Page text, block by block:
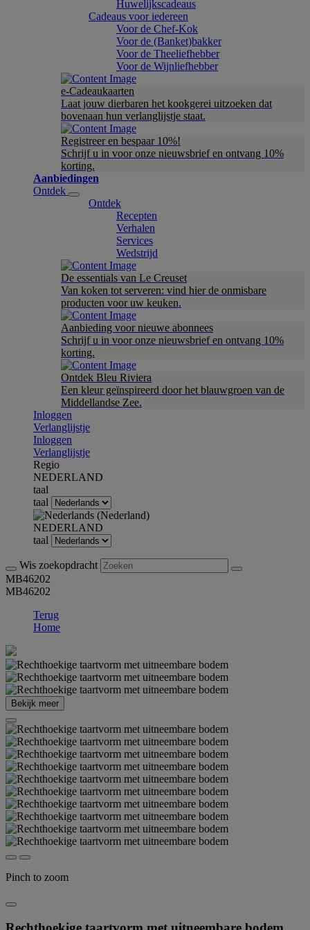
Huwelijkscadeaus
Cadeaus voor iedereen
Voor de Chef-Kok
Voor de (Banket)bakker
Voor de Theeliefhebber
Voor de Wijnliefhebber
e-Cadeaukaarten
Laat jouw dierbaren het kookgerei uitzoeken dat
bovenaan hun verlanglijstje staat.
Registreer en bespaar 10%!
Schrijf u in voor onze nieuwsbrief en ontvang 10%
korting.
Aanbiedingen
Ontdek
Ontdek
Recepten
Verhalen
Services
Wedstrijd
De essentials van Le Creuset
Van koken tot serveren: vind hier de onmisbare
producten voor uw keuken.
Aanbieding voor nieuwe abonnees
Schrijf u in voor onze nieuwsbrief en ontvang 10%
korting.
Ontdek Bleu Riviera
Een kleur geïnspireerd door het blauwgroen van de
Middellandse Zee.
Inloggen
Verlanglijstje
Inloggen
Verlanglijstje
Regio
NEDERLAND
taal
taal
NEDERLAND
taal
Wis zoekopdracht
MB46202
MB46202
Terug
Home
Bekijk meer
Pinch to zoom